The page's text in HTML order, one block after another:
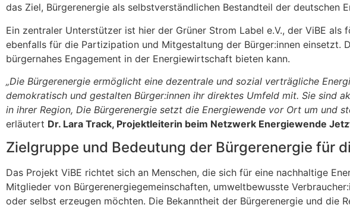
das Ziel, Bürgerenergie als selbstverständlichen Bestandteil der deutschen
Ein zentraler Unterstützer ist hier der Grüner Strom Label e.V., der ViBE
ebenfalls für die Partizipation und Mitgestaltung der Bürger:innen einsetzt.
bürgernahes Engagement in der Energiewirtschaft bieten kann.
„Die Bürgerenergie ermöglicht eine dezentrale und sozial verträgliche
demokratisch und gestalten Bürger:innen ihr direktes Umfeld mit. Sie
in ihrer Region, Die Bürgerenergie setzt die Energiewende vor Ort um und
erläutert Dr. Lara Track, Projektleiterin beim Netzwerk Energiewende
Zielgruppe und Bedeutung der Bürgerenergie für
Das Projekt ViBE richtet sich an Menschen, die sich für eine nachhaltige
Mitglieder von Bürgerenergiegemeinschaften, umweltbewusste
oder selbst erzeugen möchten. Die Bekanntheit der Bürgerenergie und die